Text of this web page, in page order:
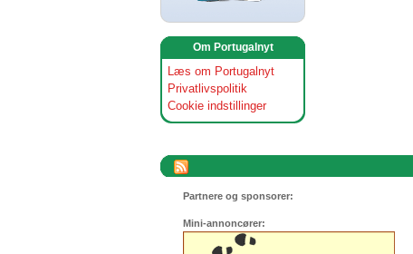
Om Portugalnyt
Læs om Portugalnyt
Privatlivspolitik
Cookie indstillinger
Partnere og sponsorer:
Mini-annoncører: